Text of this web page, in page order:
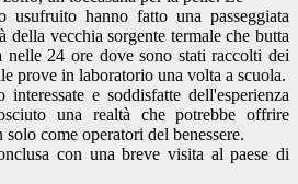
usufruito hanno fatto una passeggiata
vecchia sorgente termale che butta
24 ore dove sono stati raccolti dei
prove in laboratorio una volta a scuola.
e soddisfatte dell'esperienza
una realtà che potrebbe offrire
come operatori del benessere.
con una breve visita al paese di